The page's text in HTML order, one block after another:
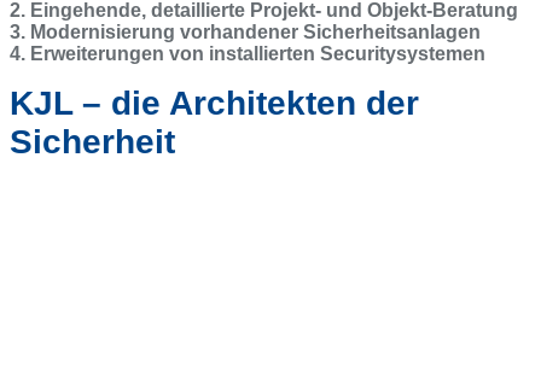
2. Eingehende, detaillierte Projekt- und Objekt-Beratung
3. Modernisierung vorhandener Sicherheitsanlagen
4. Erweiterungen von installierten Securitysystemen
KJL – die Architekten der
Sicherheit